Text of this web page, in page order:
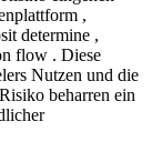
,
determine ,
flow . Diese
Nutzen und die
beharren ein